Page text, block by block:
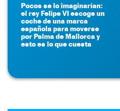
Pocos se lo imaginarían:
el rey Felipe VI escoge un
coche de una marca
española para moverse
por Palma de Mallorca y
esto es lo que cuesta